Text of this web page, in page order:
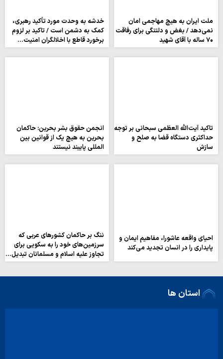
ملت ایران به هیچ مهاجمی امان
نمی‌دهد / بغض و دلتنگی برای رفاقت
۷۰ ساله با آقای شهید
خدشه به وحدت مورد تأکید رهبری،
کمک به دشمن است / تاکید بر لزوم
برخورد قاطع با اخلالگران امنیت…
تاکید آیت‌الله العظمی سبحانی بر توجه
حداکثری دستگاه قضا به صلح و
سازش
انجمن حقوق بشر بحرین: حاکمان
بحرین به هیچ یک از قوانین بین
المللی پایبند نیستند
احیای واقعه عاشورا، مفاهیم ایمان و
پایداری را در انسان تجدید می‌کند
ننگ بر حاکمان کشورهای عربی که
سرزمین‌های خود را به سکویی برای
تجاوز علیه اسلام و مسلمانان تبدیل…
استان ها